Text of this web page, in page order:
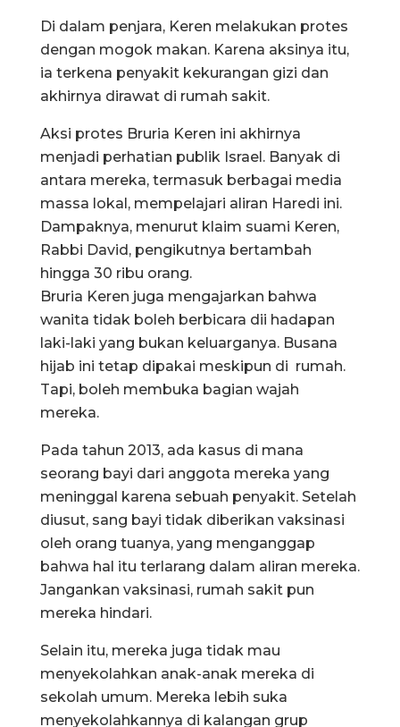
Di dalam penjara, Keren melakukan protes
dengan mogok makan. Karena aksinya itu,
ia terkena penyakit kekurangan gizi dan
akhirnya dirawat di rumah sakit.
Aksi protes Bruria Keren ini akhirnya
menjadi perhatian publik Israel. Banyak di
antara mereka, termasuk berbagai media
massa lokal, mempelajari aliran Haredi ini.
Dampaknya, menurut klaim suami Keren,
Rabbi David, pengikutnya bertambah
hingga 30 ribu orang.
Bruria Keren juga mengajarkan bahwa
wanita tidak boleh berbicara dii hadapan
laki-laki yang bukan keluarganya. Busana
hijab ini tetap dipakai meskipun di rumah.
Tapi, boleh membuka bagian wajah
mereka.
Pada tahun 2013, ada kasus di mana
seorang bayi dari anggota mereka yang
meninggal karena sebuah penyakit. Setelah
diusut, sang bayi tidak diberikan vaksinasi
oleh orang tuanya, yang menganggap
bahwa hal itu terlarang dalam aliran mereka.
Jangankan vaksinasi, rumah sakit pun
mereka hindari.
Selain itu, mereka juga tidak mau
menyekolahkan anak-anak mereka di
sekolah umum. Mereka lebih suka
menyekolahkannya di kalangan grup